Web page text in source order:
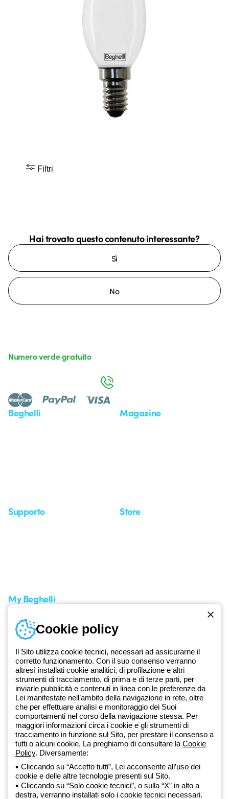
Filtri
Hai trovato questo contenuto interessante?
Sì
No
Dal 2025 Beghelli è parte del Gruppo GEWISS, all’interno
dell’ecosistema GEWISS LightZone, dove realizziamo soluzioni di
illuminazione integrate che trasformano la complessità in semplicità,
supportando professionisti e utenti finali nella realizzazione dei loro
bisogni.Scopri di più su GEWISS
Beghelli Magazine
Supporto Store
My Beghelli
Accedi o registrati
Formazione
Documentazione e software
Iscriviti alla newsletter
Numero verde gratuito
Privacy Policy
Cookie policy
Condizioni di vendita
Cookie policy
Il Sito utilizza cookie tecnici, necessari ad assicurarne il
corretto funzionamento. Con il suo consenso verranno
altresì installati cookie analitici, di profilazione e altri
strumenti di tracciamento, di prima e di terze parti, per
inviarle pubblicità e contenuti in linea con le preferenze da
Lei manifestate nell’ambito della navigazione in rete, oltre
che per effettuare analisi e monitoraggio dei Suoi
comportamenti nel corso della navigazione stessa. Per
maggiori informazioni circa i cookie e gli strumenti di
tracciamento in funzione sul Sito, per prestare il consenso a
tutti o alcuni cookie, La preghiamo di consultare la Cookie
Policy. Diversamente:
Cliccando su “Accetto tutti”, Lei acconsente all’uso dei
cookie e delle altre tecnologie presenti sul Sito.
Cliccando su “Solo cookie tecnici”, o sulla “X” in alto a
destra, verranno installati solo i cookie tecnici necessari.